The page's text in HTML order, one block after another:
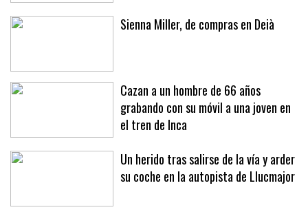
Sienna Miller, de compras en Deià
Cazan a un hombre de 66 años
grabando con su móvil a una joven en
el tren de Inca
Un herido tras salirse de la vía y arder
su coche en la autopista de Llucmajor